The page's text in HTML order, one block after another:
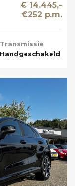
€ 14.445,-
€252 p.m.
Transmissie
Handgeschakeld